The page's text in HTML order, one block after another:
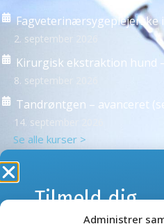
Administrer
Fagveterinærsygeplejerske
2. september 2026
Kirurgisk ekstraktion hund
8. september 2026
Tandrøntgen – avanceret
14. september 2026
Se alle kurser >
NYHEDSBREVE
Tilmeld dig